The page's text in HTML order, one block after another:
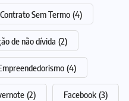
Contrato Sem Termo (4)
de não dívida (2)
(4)
(2) Facebook (3)